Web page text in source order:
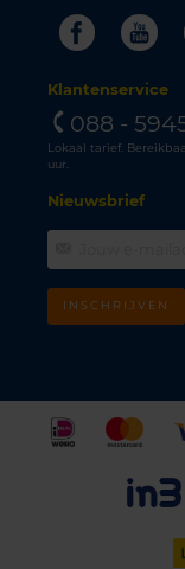
Klantenservice
088 -
Lokaal tarief.
uur.
Nieuwsbrief
INSCHRIJVEN